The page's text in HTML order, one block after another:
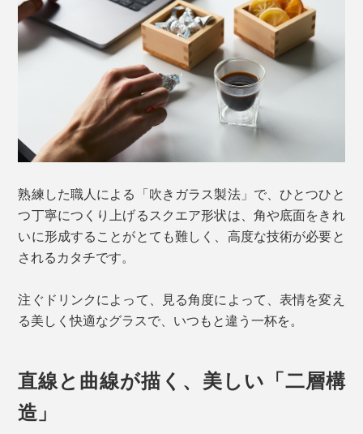
熟練した職人による「吹きガラス製法」で、ひとつひと
つ丁寧につくり上げるスクエア形状は、角や底面をきれ
いに形成することがとても難しく、高度な技術が必要と
されるカタチです。
注ぐドリンクによって、見る角度によって、表情を変え
る美しく快適なグラスで、いつもと違う一杯を。
直線と曲線が描く、美しい「二層構
造」